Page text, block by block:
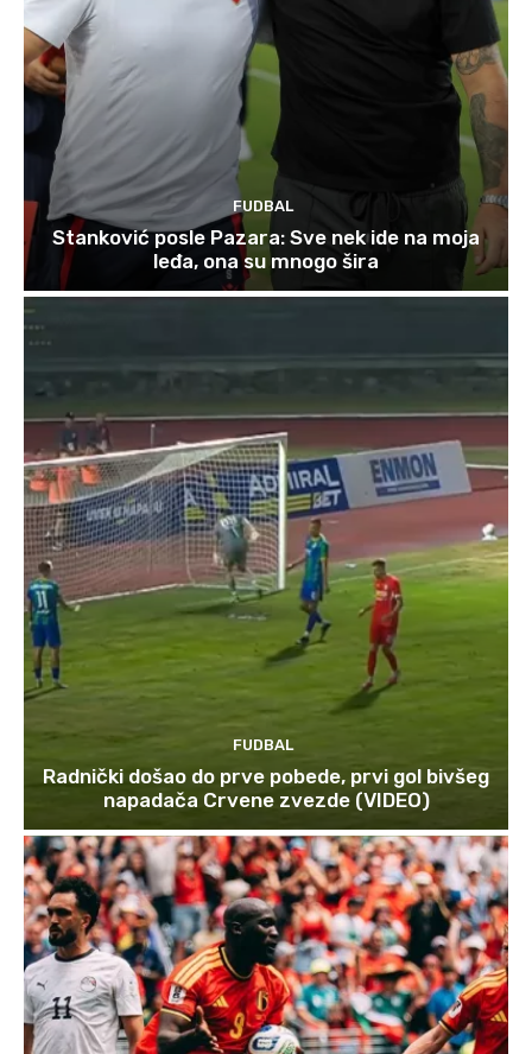
FUDBAL
Stanković posle Pazara: Sve nek ide na moja
leđa, ona su mnogo šira
FUDBAL
Radnički došao do prve pobede, prvi gol bivšeg
napadača Crvene zvezde (VIDEO)